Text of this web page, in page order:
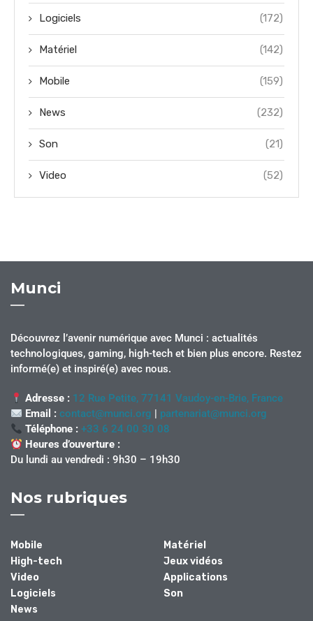
Logiciels (172)
Matériel (142)
Mobile (159)
News (232)
Son (21)
Video (52)
Munci
Découvrez l’avenir numérique avec Munci : actualités
technologiques, gaming, high-tech et bien plus encore. Restez
informé(e) et inspiré(e) avec nous.
Adresse : 12 Rue Petite, 77141 Vaudoy-en-Brie, France
Email : contact@munci.org | partenariat@munci.org
Téléphone : +33 6 24 00 30 08
Heures d’ouverture :
Du lundi au vendredi : 9h30 – 19h30
Nos rubriques
Mobile
Matériel
High-tech
Jeux vidéos
Video
Applications
Logiciels
Son
News